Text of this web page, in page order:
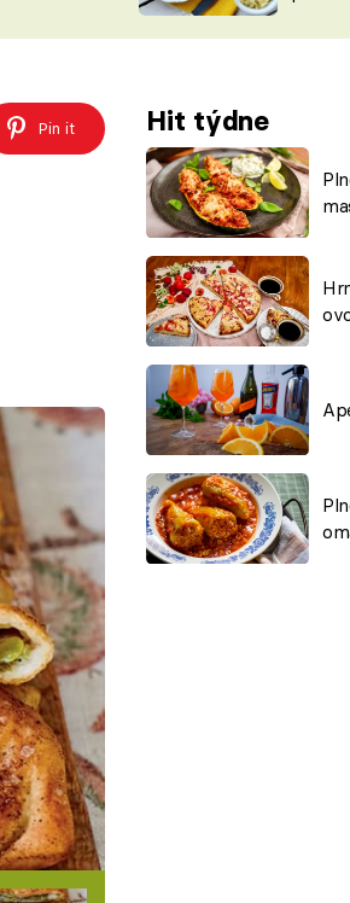
ŠÉFREDAKTORKY
ČASOPIS
Pin it Hit týdne